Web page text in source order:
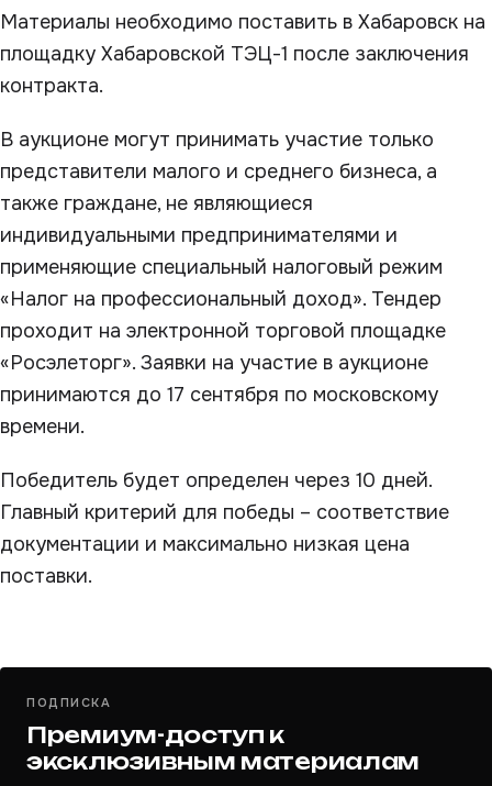
Материалы необходимо поставить в Хабаровск на
площадку Хабаровской ТЭЦ-1 после заключения
контракта.
В аукционе могут принимать участие только
представители малого и среднего бизнеса, а
также граждане, не являющиеся
индивидуальными предпринимателями и
применяющие специальный налоговый режим
«Налог на профессиональный доход». Тендер
проходит на электронной торговой площадке
«Росэлеторг». Заявки на участие в аукционе
принимаются до 17 сентября по московскому
времени.
Победитель будет определен через 10 дней.
Главный критерий для победы – соответствие
документации и максимально низкая цена
поставки.
ПОДПИСКА
Премиум-доступ к
эксклюзивным материалам